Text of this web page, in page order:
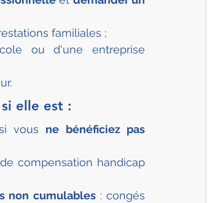
familiales ;
ou d'une entreprise
elle est :
vous ne bénéficiez pas
compensation handicap
non cumulables : congés